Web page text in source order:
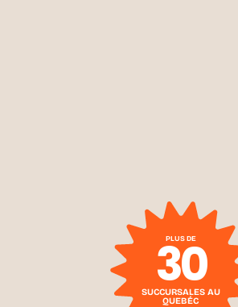
PLUS DE
30
SUCCURSALES AU
QUEBÉC